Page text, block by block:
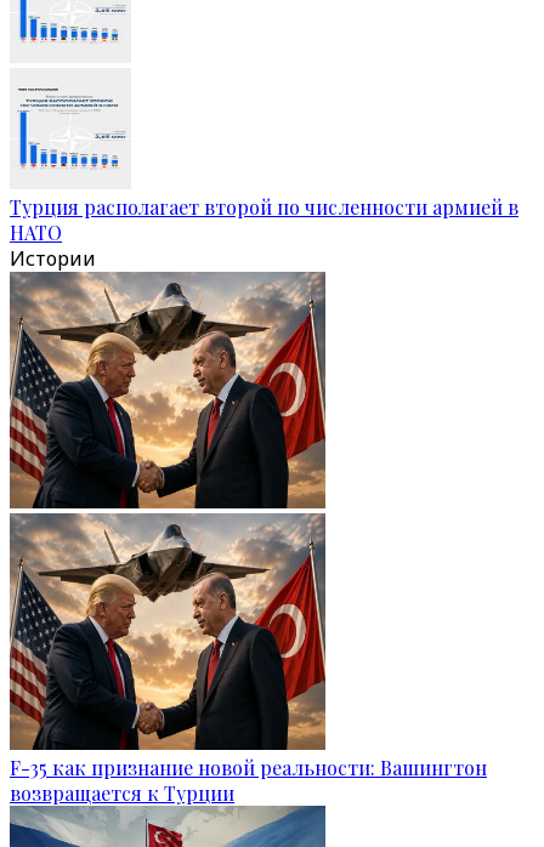
Турция располагает второй по численности армией в
НАТО
Истории
F-35 как признание новой реальности: Вашингтон
возвращается к Турции